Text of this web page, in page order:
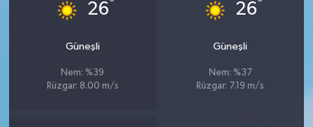
26°
Güneşli
Nem: %39
Rüzgar: 8.00 m/s
26°
Güneşli
Nem: %37
Rüzgar: 7.19 m/s